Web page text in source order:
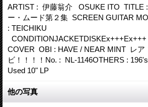
ARTIST : 伊藤翁介 OSUKE ITO TITLE
ー・ムード第２集 SCREEN GUITAR
: TEICHIKU
COVER OBI : HAVE / NEAR MINT レア
ビ！！！！No. : NL-1146OTHERS :
Used 10" LP
他の写真